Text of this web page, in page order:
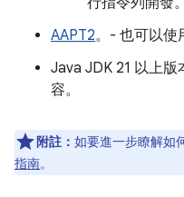
AAPT2。- 也可以使
Java JDK 21 以上版
容。
附註： 如要進一步瞭解如
指南。